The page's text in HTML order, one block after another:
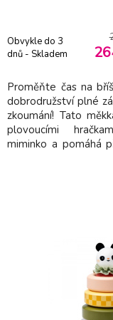
Obvykle do 3
dnů - Skladem
Proměňte čas na
dobrodružství plné
zkoumání! Tato
plovoucími
miminko a pomáhá